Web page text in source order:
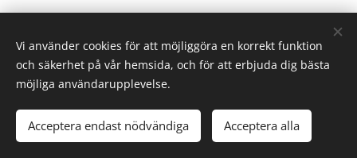
2023 Alla rättigheter reserverade
Skapad medWebnode Cookies
Vi använder cookies för att möjliggöra en korrekt funktion
och säkerhet på vår hemsida, och för att erbjuda dig bästa
möjliga användarupplevelse.
Acceptera endast nödvändiga Acceptera alla